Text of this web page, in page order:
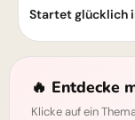
🔥 Entdecke
Klicke auf ein